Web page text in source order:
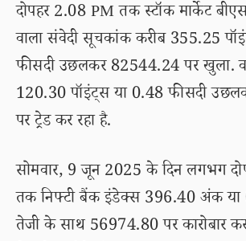
दोपहर 2.08 PM तक स्टॉक मार्केट
वाला संवेदी सूचकांक करीब 355.25
फीसदी उछलकर 82544.24 पर खुला.
120.30 पॉइंट्स या 0.48 फीसदी
पर ट्रेड कर रहा है.
सोमवार, 9 जून 2025 के दिन लगभग
तक निफ्टी बैंक इंडेक्स 396.40 अंक या
तेजी के साथ 56974.80 पर कारोबार